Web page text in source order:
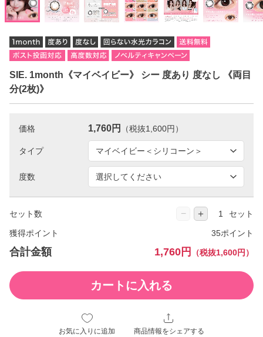
SIE. 1month《マイベイビー》 シー 度あり 度なし 《両目
分(2枚)》
価格 1,760円 （税抜1,600円）
タイプ
度数
セット数 − ＋ セット
獲得ポイント 35ポイント
合計金額 1,760円 （税抜1,600円）
カートに入れる
お気に入りに追加 商品情報をシェアする